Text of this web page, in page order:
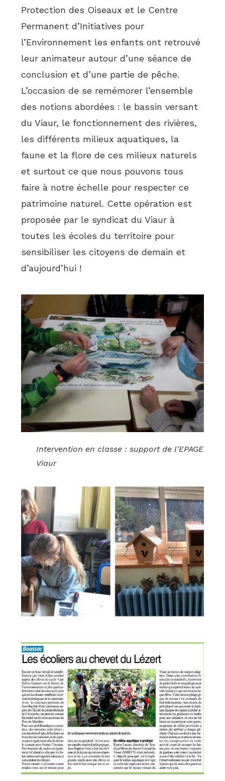
Protection des Oiseaux et le Centre
Permanent d’Initiatives pour
l’Environnement les enfants ont retrouvé
leur animateur autour d’une séance de
conclusion et d’une partie de pêche.
L’occasion de se remémorer l’ensemble
des notions abordées : le bassin versant
du Viaur, le fonctionnement des rivières,
les différents milieux aquatiques, la
faune et la flore de ces milieux naturels
et surtout ce que nous pouvons tous
faire à notre échelle pour respecter ce
patrimoine naturel. Cette opération est
proposée par le syndicat du Viaur à
toutes les écoles du territoire pour
sensibiliser les citoyens de demain et
d’aujourd’hui !
Intervention en classe : support de l'EPAGE
Viaur